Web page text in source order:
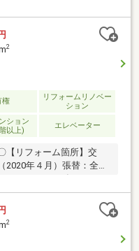
床暖房・ミストカワック
2
権
リフォームリノベー
ション
ション
以上)
エレベーター
【リフォーム箇所】交
年４月）張替：全室
結徒歩2分■総戸数600戸
階部分■73.69m2の
ット付■お部屋の収納豊
コニーにスロップシンク
有）■マンション内に中
2